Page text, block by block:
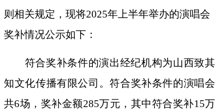
则相关规定，现将2025年上半年举办的演唱会
奖补情况公示如下：
符合奖补条件的演出经纪机构为山西致其
知文化传播有限公司。符合奖补条件的演唱会
共6场，奖补金额285万元，其中符合奖补15万